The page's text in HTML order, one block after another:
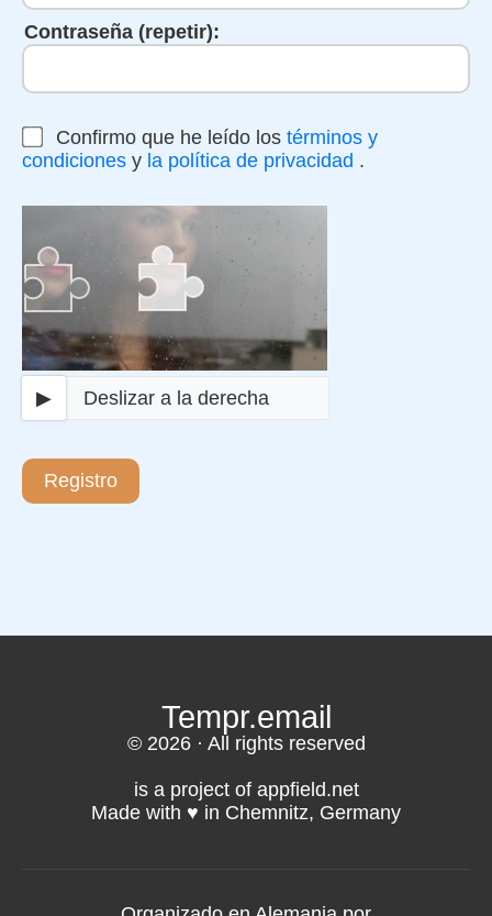
Contraseña (repetir):
Confirmo que he leído los términos y
condiciones y la política de privacidad .
▶ Deslizar a la derecha
Registro
Tempr.email
© 2026 · All rights reserved
is a project of appfield.net
Made with ♥️ in Chemnitz, Germany